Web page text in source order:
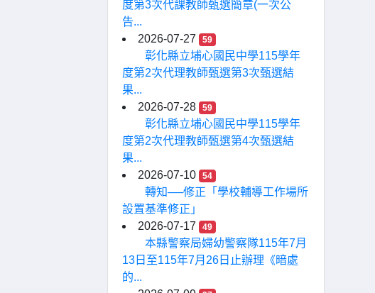
度第3次代課教師甄選簡章(一次公
告...
2026-07-27
59
彰化縣立埔心國民中學115學年
度第2次代理教師甄選第3次甄選結
果...
2026-07-28
59
彰化縣立埔心國民中學115學年
度第2次代理教師甄選第4次甄選結
果...
2026-07-10
54
轉知──修正「學校輔導工作場所
設置基準修正」
2026-07-17
49
本縣警察局婦幼警察隊115年7月
13日至115年7月26日止辦理《暗處
的...